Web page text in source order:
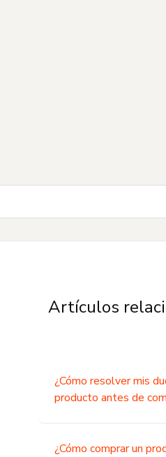
Artículos
¿Cómo resolver mis
producto antes de
¿Cómo comprar un